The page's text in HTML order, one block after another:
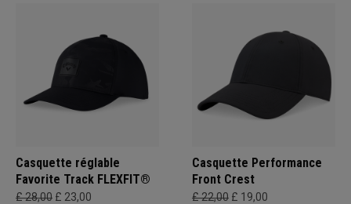
Casquette réglable
Favorite Track FLEXFIT®
£ 28,00 £ 23,00
Casquette Performance
Front Crest
£ 22,00 £ 19,00